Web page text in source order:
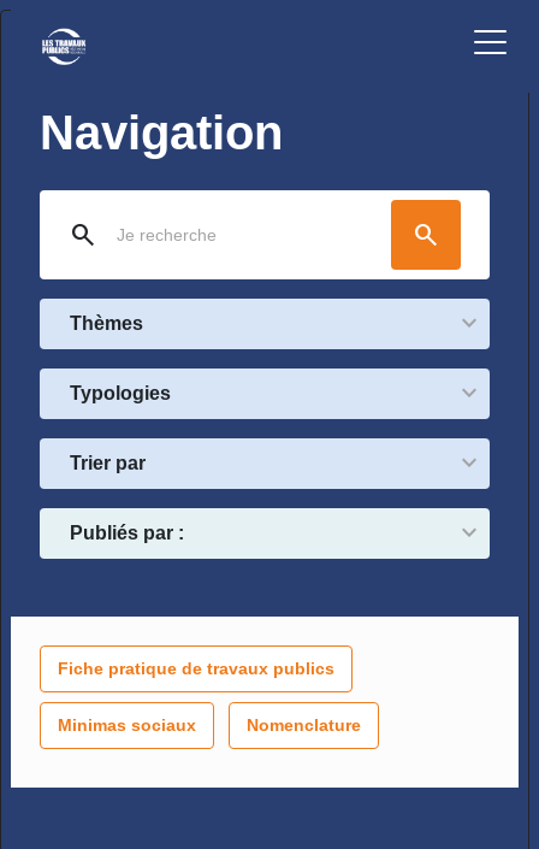
Navigation
search search
Thèmes
Typologies
Trier par
Publiés par :
Fiche pratique de travaux publics
Minimas sociaux Nomenclature